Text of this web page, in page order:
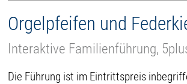
Orgelpfeifen und
Interaktive Familienführung,
Die Führung ist im Eintrittspreis